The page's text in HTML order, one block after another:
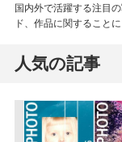
国内外で活躍する注目
ド、作品に関すること
人気の記事